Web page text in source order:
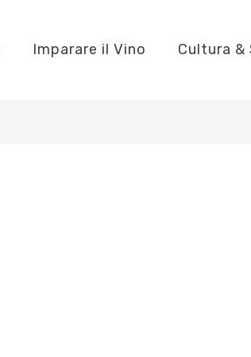
Imparare il Vino Cultura &